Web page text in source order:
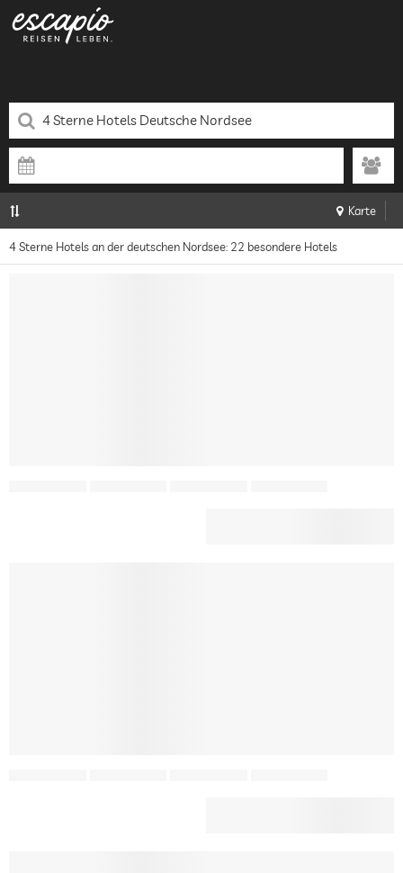
Karte
4 Sterne Hotels an der deutschen Nordsee: 22 besondere Hotels